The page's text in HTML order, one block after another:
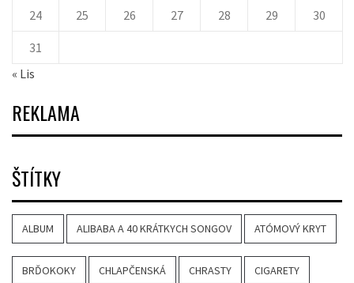
24 25 26 27 28 29 30
31
« Lis
REKLAMA
ŠTÍTKY
ALBUM ALIBABA A 40 KRÁTKYCH SONGOV ATÓMOVÝ KRYT
BRĎOKOKY CHLAPČENSKÁ CHRASTY CIGARETY